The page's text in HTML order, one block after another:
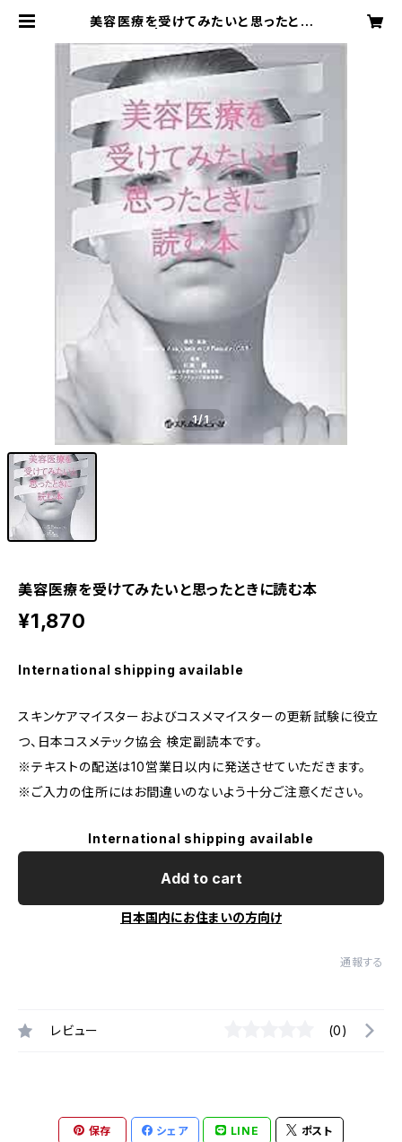
美容医療を受けてみたいと思ったとき
1/1
美容医療を受けてみたいと思ったときに読む本
¥1,870
International shipping available
スキンケアマイスターおよびコスメマイスターの更新試験に役立
つ、日本コスメテック協会 検定副読本です。
※テキストの配送は10営業日以内に発送させていただきます。
※ご入力の住所にはお間違いのないよう十分ご注意ください。
International shipping available
Add to cart
日本国内にお住まいの方向け
通報する
レビュー (0)
保存 シェア LINE ポスト